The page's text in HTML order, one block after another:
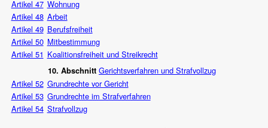
Artikel 47 Wohnung
Artikel 48 Arbeit
Artikel 49 Berufsfreiheit
Artikel 50 Mitbestimmung
Artikel 51 Koalitionsfreiheit und Streikrecht
10. Abschnitt Gerichtsverfahren und Strafvollzug
Artikel 52 Grundrechte vor Gericht
Artikel 53 Grundrechte im Strafverfahren
Artikel 54 Strafvollzug